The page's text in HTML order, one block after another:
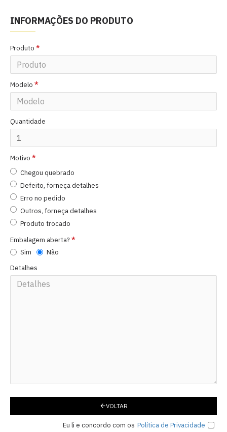
INFORMAÇÕES DO PRODUTO
Produto
Modelo
Quantidade
Motivo
Chegou quebrado
Defeito, forneça detalhes
Erro no pedido
Outros, forneça detalhes
Produto trocado
Embalagem aberta?
Sim
Não
Detalhes
VOLTAR
Eu li e concordo com os Política de Privacidade